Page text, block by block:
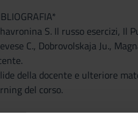
S. Il russo esercizi, Il
C., Dobrovolskaja Ju.,
della docente e ulteriore
del corso.